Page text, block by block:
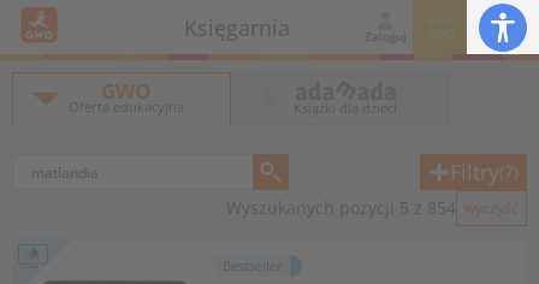
Księgarnia Zaloguj
Moje
GWO
GWO
Oferta edukacyjna Książki dla dzieci
Filtry(7)
Wyszukanych pozycji 5 z 854 wyczyść
Bestseller